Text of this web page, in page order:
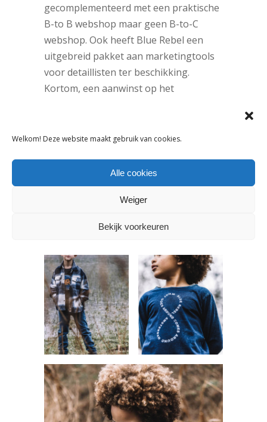
Welkom! Deze website maakt gebruik van cookies.
Alle cookies
Weiger
Bekijk voorkeuren
gecomplementeerd met een praktische
B-to B webshop maar geen B-to-C
webshop. Ook heeft Blue Rebel een
uitgebreid pakket aan marketingtools
voor detaillisten ter beschikking.
Kortom, een aanwinst op het
School. Kom gerust eens vrijblijvend
kennis maken!
readytorebel@blue-